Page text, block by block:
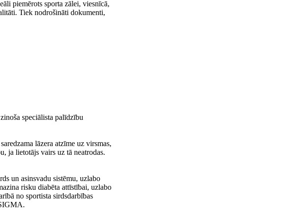
piemērots sporta zālei, viesnīcā,
Tiek nodrošināti dokumenti,
speciālista palīdzību
lāzera atzīme uz virsmas,
ja lietotājs vairs uz tā neatrodas.
un asinsvadu sistēmu, uzlabo
risku diabēta attīstībai, uzlabo
no sportista sirdsdarbības